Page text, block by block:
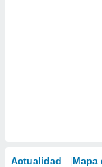
Actualidad Mapa